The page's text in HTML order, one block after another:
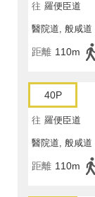
往 羅便臣道
醫院道, 般咸道
距離 110m
40P
往 羅便臣道
醫院道, 般咸道
距離 110m